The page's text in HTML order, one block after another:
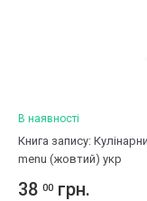
В наявності
Книга запису:
menu (жовтий) укр
38 00 грн.